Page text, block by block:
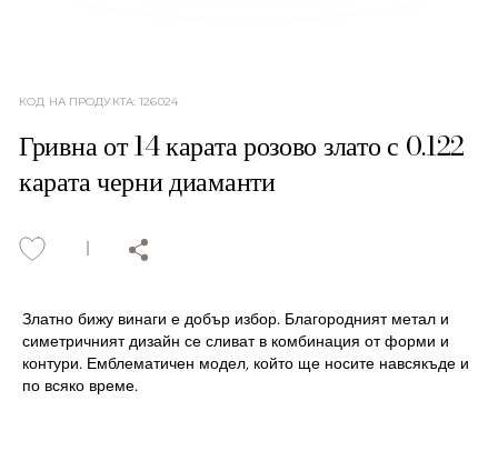
КОД НА ПРОДУКТА:126024
Гривна от 14 карата розово злато с 0.122
карата черни диаманти
Златно бижу винаги е добър избор. Благородният метал и
симетричният дизайн се сливат в комбинация от форми и
контури. Емблематичен модел, който ще носите навсякъде и
по всяко време.